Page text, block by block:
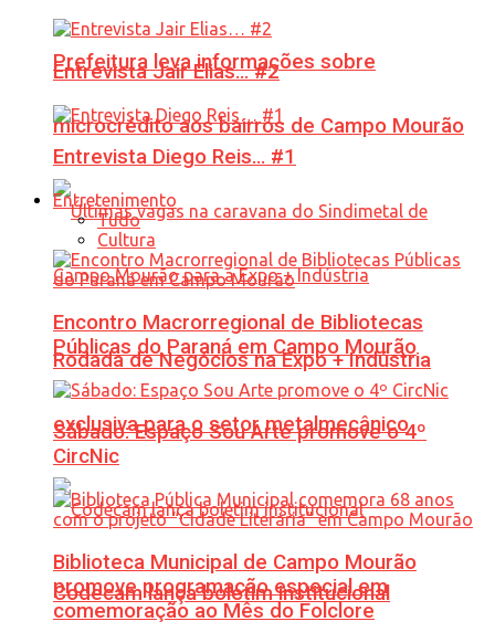
Prefeitura leva informações sobre
microcrédito aos bairros de Campo Mourão
Rodada de Negócios na Expo + Indústria
exclusiva para o setor metalmecânico
Codecam lança boletim institucional
Entrevista Jair Elias… #2
Entrevista Diego Reis… #1
Entretenimento
Tudo
Cultura
Encontro Macrorregional de Bibliotecas
Públicas do Paraná em Campo Mourão
Sábado: Espaço Sou Arte promove o 4º
CircNic
Biblioteca Municipal de Campo Mourão
promove programação especial em
comemoração ao Mês do Folclore